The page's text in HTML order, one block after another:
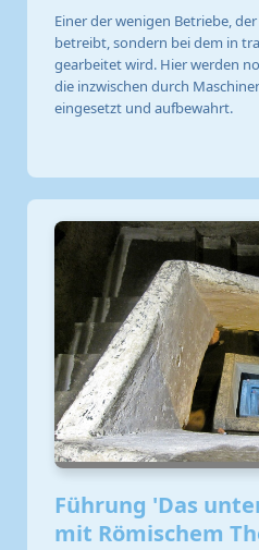
Einer der wenigen Betriebe,
betreibt, sondern bei dem in
gearbeitet wird. Hier werden
die inzwischen durch
eingesetzt und aufbewahrt.
Führung 'Das
mit Römischem